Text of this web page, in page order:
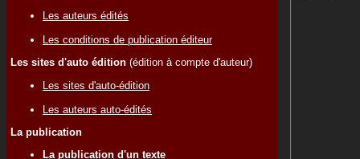
Les auteurs édités
Les conditions de publication éditeur
Les sites d'auto édition (édition à compte d'auteur)
Les sites d'auto-édition
Les auteurs auto-édités
La publication
La publication d'un texte